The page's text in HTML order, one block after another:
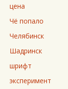
цена
Чё попало
Челябинск
Шадринск
шрифт
эксперимент